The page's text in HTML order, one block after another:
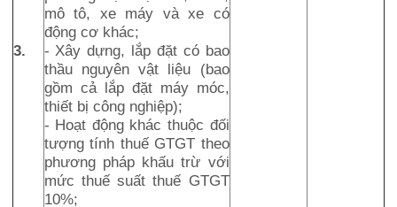
3.
mô tô, xe máy và xe có
động cơ khác;
- Xây dựng, lắp đặt có bao
thầu nguyên vật liệu (bao
gồm cả lắp đặt máy móc,
thiết bị công nghiệp);
- Hoạt động khác thuộc đối
tượng tính thuế GTGT theo
phương pháp khấu trừ với
mức thuế suất thuế GTGT
10%;